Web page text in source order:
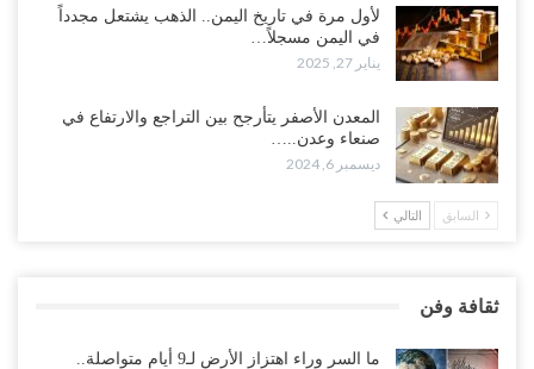
لأول مرة في تاريخ اليمن.. الذهب يشتعل مجدداً
في اليمن مسجلاً…
يناير 27, 2025
المعدن الأصفر يتأرجح بين التراجع والارتفاع في
صنعاء وعدن..…
ديسمبر 6, 2024
السابق التالي
ثقافة وفن
ما السر وراء اهتزاز الأرض لـ9 أيام متواصلة..